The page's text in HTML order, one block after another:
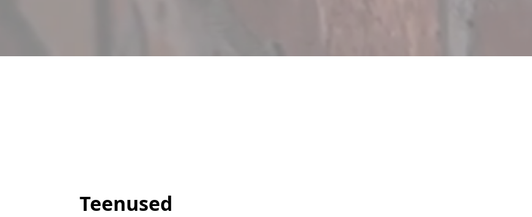
Teenused